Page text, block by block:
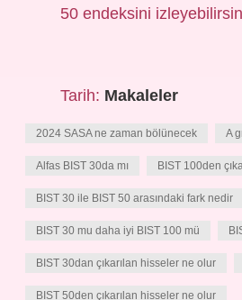
50 endeksini
Tarih: Makaleler
2024 SASA ne zaman bölünecek A
Alfas BIST 30da mı BIST 100den
BIST 30 ile BIST 50 arasındaki fark nedir
BIST 30 mu daha iyi BIST 100 mü
BIST 30dan çıkarılan hisseler ne olur
BIST 50den çıkarılan hisseler ne olur